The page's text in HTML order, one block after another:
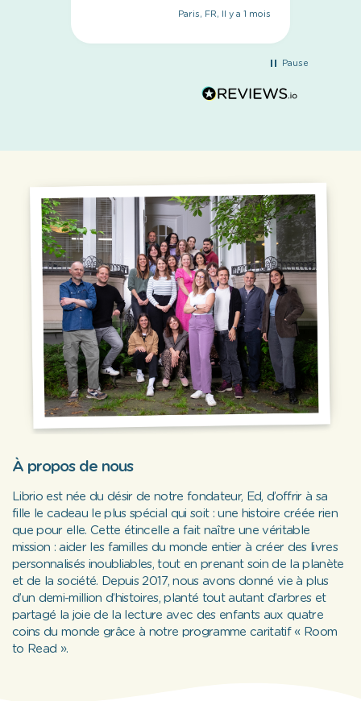
les solutions apportées sans
jamais se défausser de leurs
magnifique. Un grand merci à
toute l'équipe, je
recommanderai Librio sans
hésiter.
Paris, FR, Il y a 1 mois
Pause
À propos de nous
Librio est née du désir de notre fondateur, Ed, d’offrir à sa
fille le cadeau le plus spécial qui soit : une histoire créée rien
que pour elle. Cette étincelle a fait naître une véritable
mission : aider les familles du monde entier à créer des livres
personnalisés inoubliables, tout en prenant soin de la planète
et de la société. Depuis 2017, nous avons donné vie à plus
d’un demi-million d’histoires, planté tout autant d’arbres et
partagé la joie de la lecture avec des enfants aux quatre
coins du monde grâce à notre programme caritatif « Room
to Read ».